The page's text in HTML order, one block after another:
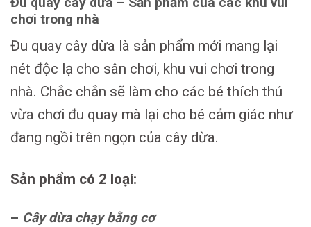
chơi trong nhà
Đu quay cây dừa là sản phẩm mới mang lại
nét độc lạ cho sân chơi, khu vui chơi trong
nhà. Chắc chắn sẽ làm cho các bé thích thú
vừa chơi đu quay mà lại cho bé cảm giác như
đang ngồi trên ngọn của cây dừa.
Sản phẩm có 2 loại:
– Cây dừa chạy bằng cơ